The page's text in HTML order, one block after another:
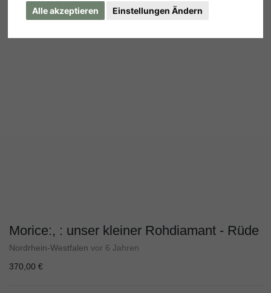
Alle akzeptieren Einstellungen Ändern
Morice:, : unser kleiner Rohdiamant - Rüde
Nordrhein-Westfalen vor 6 Jahren
370,00 €